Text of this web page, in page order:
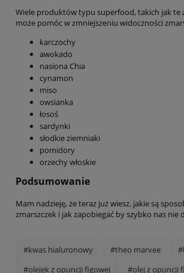
Wiele produktów typu superfood, takich jak te
może pomóc w zmniejszeniu widoczności
karczochy
awokado
nasiona Chia
cynamon
miso
owsianka
łosoś
sardynki
słodkie ziemniaki
pomidory
orzechy włoskie
Podsumowanie
Mam nadzieję, że teraz już wiesz, jakie są
zmarszczek i jak zapobiegać by szybko nas nie
#kwas hialuronowy #theo marvee
#olejek z opuncji figowej
#olej z opuncji